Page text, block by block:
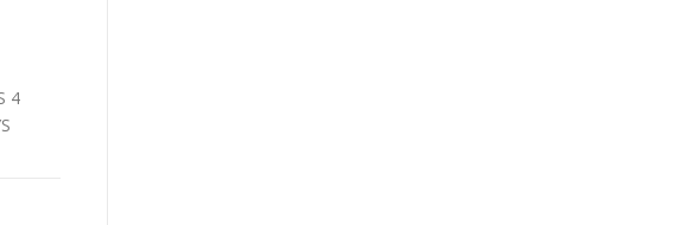
4